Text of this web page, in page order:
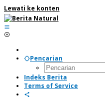
Lewati ke konten
Pencarian
Indeks Berita
Terms of Service